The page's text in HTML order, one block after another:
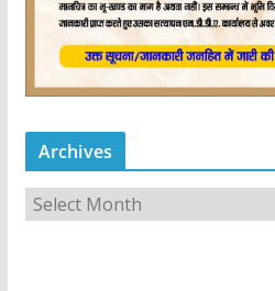
Archives
r